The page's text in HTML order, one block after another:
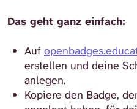
Das geht ganz einfach:
Auf
erstellen und deine
anlegen.
Kopiere den Badge,